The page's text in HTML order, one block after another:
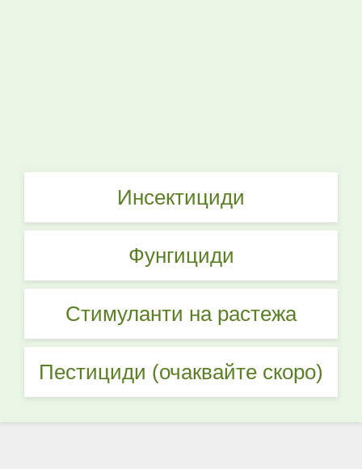
Инсектициди
Фунгициди
Стимуланти на растежа
Пестициди (очаквайте скоро)